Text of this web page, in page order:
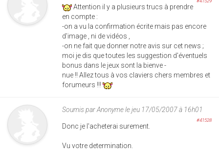
Attention il y a plusieurs trucs à prendre
en compte :
-on a vu la confirmation écrite mais pas encore
d'image , ni de vidéos ,
-on ne fait que donner notre avis sur cet news ;
moi je dis que toutes les suggestion d'éventuels
bonus dans le jeux sont la bienve -
nue !! Allez tous à vos claviers chers membres et
forumeurs !!!
Soumis parAnonymele jeu 17/05/2007 à 16h01
#41528
Donc je l'acheterai surement.
Vu votre determination.